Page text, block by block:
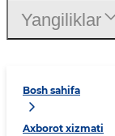
Bosh sahifa
Axborot xizmati
Yangiliklar